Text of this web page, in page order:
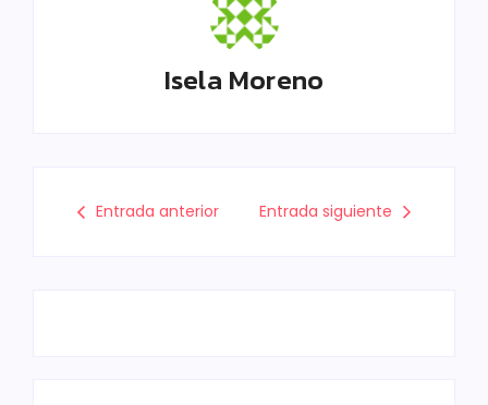
Isela Moreno
Entrada anterior Entrada siguiente